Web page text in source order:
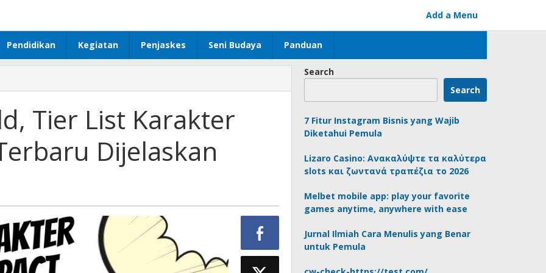
Add a Menu
Pendidikan Kegiatan Penjaskes Seni Budaya Panduan
Tier List Karakter
Dijelaskan
Search
Search
7 Fitur Instagram Bisnis yang Wajib
Diketahui Pemula
Lizaro Casino: Ανακαλύψτε τα καλύτερα
slots και ζωντανά τραπέζια το 2026
Melbet mobile app: play your favorite
games anytime, anywhere with ease
Jurnal Ilmiah Cara Menulis yang Benar
untuk Pemula